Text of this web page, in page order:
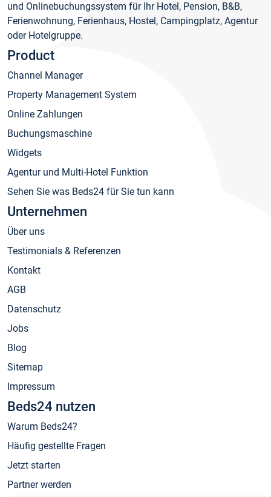
und Onlinebuchungssystem für Ihr Hotel, Pension, B&B,
Ferienwohnung, Ferienhaus, Hostel, Campingplatz, Agentur
oder Hotelgruppe.
Product
Channel Manager
Property Management System
Online Zahlungen
Buchungsmaschine
Widgets
Agentur und Multi-Hotel Funktion
Sehen Sie was Beds24 für Sie tun kann
Unternehmen
Über uns
Testimonials & Referenzen
Kontakt
AGB
Datenschutz
Jobs
Blog
Sitemap
Impressum
Beds24 nutzen
Warum Beds24?
Häufig gestellte Fragen
Jetzt starten
Partner werden